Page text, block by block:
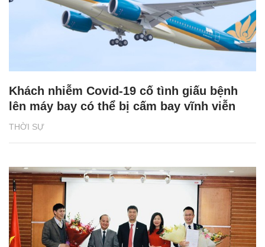
THỜI SỰ
Khách nhiễm Covid-19 cố tình giấu bệnh
lên máy bay có thể bị cấm bay vĩnh viễn